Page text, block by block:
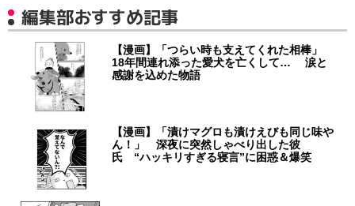
編集部おすすめ記事
【漫画】「つらい時も支えてくれた相棒」
18年間連れ添った愛犬を亡くして… 涙と
感謝を込めた物語
【漫画】「漬けマグロも漬けえびも同じ味や
ん！」 深夜に突然しゃべり出した彼
氏 “ハッキリすぎる寝言”に困惑＆爆笑